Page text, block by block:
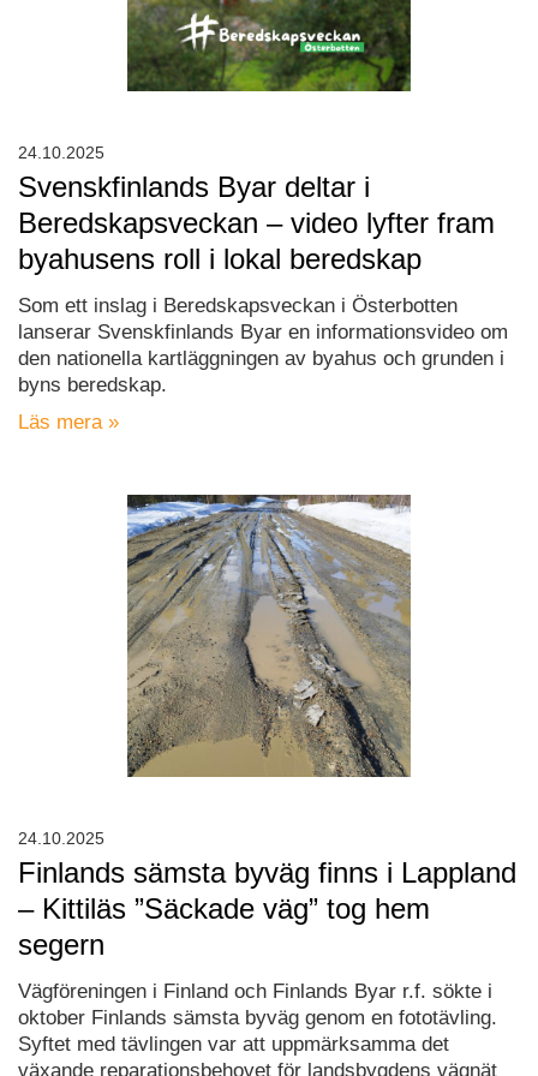
Svenskfinlands Byar deltar i
Beredskapsveckan – video lyfter fram
byahusens roll i lokal beredskap
Som ett inslag i Beredskapsveckan i Österbotten
lanserar Svenskfinlands Byar en informationsvideo om
den nationella kartläggningen av byahus och grunden i
byns beredskap.
Läs mera »
24.10.2025
Finlands sämsta byväg finns i Lappland
– Kittiläs ”Säckade väg” tog hem
segern
Vägföreningen i Finland och Finlands Byar r.f. sökte i
oktober Finlands sämsta byväg genom en fototävling.
Syftet med tävlingen var att uppmärksamma det
växande reparationsbehovet för landsbygdens vägnät
24.10.2025